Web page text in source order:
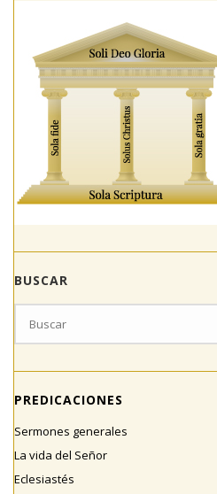
BUSCAR
PREDICACIONES
Sermones generales
La vida del Señor
Eclesiastés